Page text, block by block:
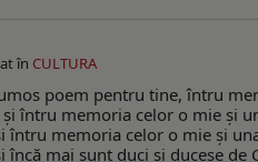
în CULTURA
poem pentru tine, întru
întru memoria celor o mie şi
întru memoria celor o mie şi
mai sunt duci şi ducese de